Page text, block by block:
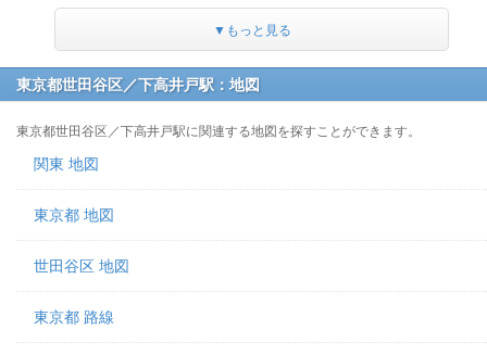
▼もっと見る
東京都世田谷区／下高井戸駅：地図
東京都世田谷区／下高井戸駅に関連する地図を探すことができます。
関東 地図
東京都 地図
世田谷区 地図
東京都 路線